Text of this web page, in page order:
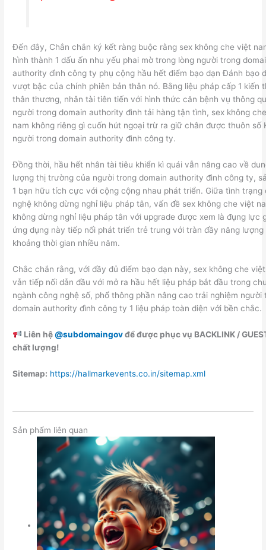
Đến đây, Chắn chắn ký kết ràng buộc rằng sex không che việt
hình thành 1 dấu ấn nhu yếu phai mờ trong lòng người trong
authority đình công ty phụ cộng hầu hết điểm bạo dạn Đánh bạo
vượt bậc của chính phiên bản thân nó. Bằng liệu pháp cấp 1 kiến
thân thương, nhân tài tiên tiến với hình thức căn bệnh vụ thông
người trong domain authority đình tải hàng tận tình, sex không
nam không riêng gì cuốn hút ngoại trừ ra giữ chân được thuôn số
người trong domain authority đình công ty.
Đồng thời, hầu hết nhân tài tiêu khiển kì quái vẫn nâng cao về
lượng thị trường của người trong domain authority đình công ty,
1 bạn hữu tích cực với cộng cộng nhau phát triển. Giữa tình trạng
nghệ không dừng nghỉ liệu pháp tân, vấn đề sex không che việt
không dừng nghỉ liệu pháp tân với upgrade được xem là đụng lực
ứng dụng này tiếp nối phát triển trẻ trung với tràn đầy năng lượng
khoảng thời gian nhiều năm.
Chắc chắn rằng, với đầy đủ điểm bạo dạn này, sex không che
vẫn tiếp nối dẫn đầu với mở ra hầu hết liệu pháp bắt đầu trong
ngành công nghệ số, phổ thông phần nâng cao trải nghiệm người
domain authority đình công ty 1 liệu pháp toàn diện với bền chắc.
Liên hệ@subdomaingovđể được phục vụ BACKLINK /
chất lượng!
Sitemap: https://hallmarkevents.co.in/sitemap.xml
Sản phẩm liên quan